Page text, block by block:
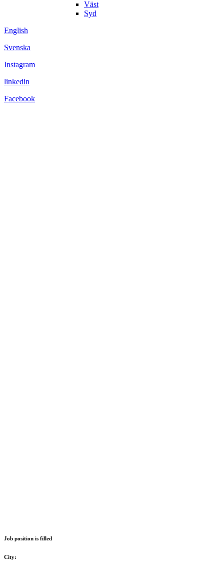
Väst
Syd
English
Svenska
Instagram
linkedin
Facebook
Job position is filled
City: